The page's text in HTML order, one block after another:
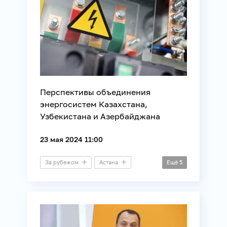
Перспективы объединения
энергосистем Казахстана,
Узбекистана и Азербайджана
23 мая 2024 11:00
За рубежом Астана
Международные отношения
Ещё 5